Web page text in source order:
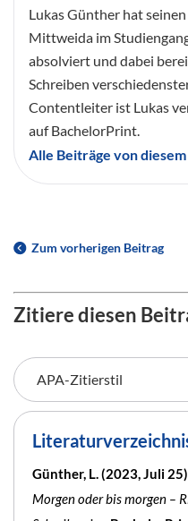
Lukas Günther hat
Mittweida im
absolviert und dabei
Schreiben
Contentleiter ist Lukas
auf BachelorPrint.
Alle Beiträge von
Zum vorherigen Beitrag
Zitiere diesen
Günther, L. (2023, Juli
Morgen oder bis morgen –